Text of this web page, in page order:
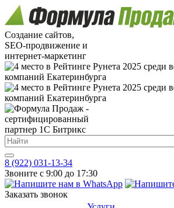
Создание сайтов,
SEO-продвижение и
интернет-маркетинг
8 (922) 031-13-34
Звоните с 9:00 до 17:30
Заказать звонок